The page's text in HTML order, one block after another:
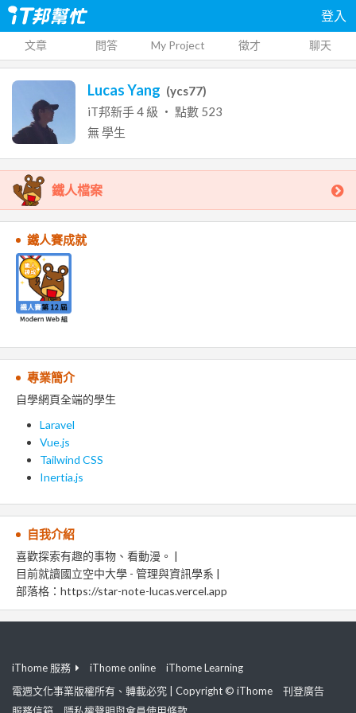
登入
文章 問答 My Project 徵才 聊天
Lucas Yang (ycs77)
iT邦新手4 級 ‧ 點數 523
無 學生
鐵人檔案
鐵人賽成就
專業簡介
自學網頁全端的學生
Laravel
Vue.js
Tailwind CSS
Inertia.js
自我介紹
喜歡探索有趣的事物、看動漫。 |
目前就讀國立空中大學 - 管理與資訊學系 |
部落格：https://star-note-lucas.vercel.app
iThome 服務 iThome online
iThome Learning
電週文化事業版權所有、轉載必究 | Copyright © iThome
刊登廣告